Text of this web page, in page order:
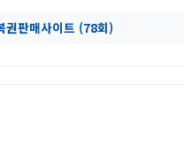
권판매사이트 (78회)